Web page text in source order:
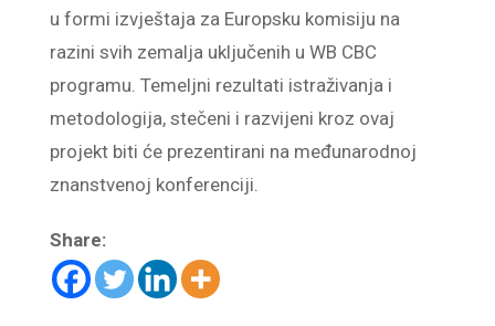
u formi izvještaja za Europsku komisiju na
razini svih zemalja uključenih u WB CBC
programu. Temeljni rezultati istraživanja i
metodologija, stečeni i razvijeni kroz ovaj
projekt biti će prezentirani na međunarodnoj
znanstvenoj konferenciji.
Share: